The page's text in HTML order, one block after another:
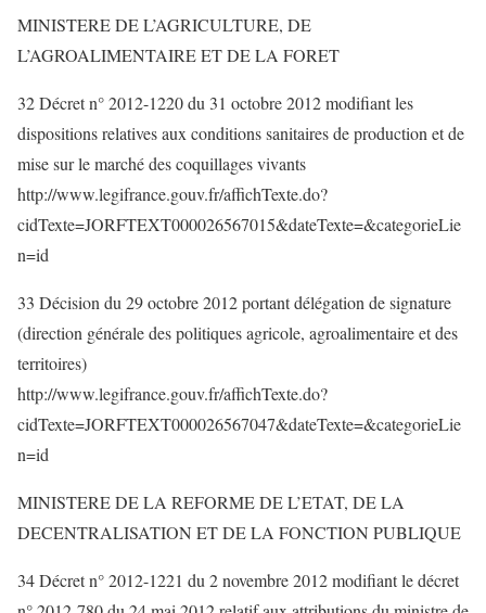
MINISTERE DE L’AGRICULTURE, DE
L’AGROALIMENTAIRE ET DE LA FORET
32 Décret n° 2012-1220 du 31 octobre 2012 modifiant les
dispositions relatives aux conditions sanitaires de production et de
mise sur le marché des coquillages vivants
http://www.legifrance.gouv.fr/affichTexte.do?
cidTexte=JORFTEXT000026567015&dateTexte=&categorieLie
n=id
33 Décision du 29 octobre 2012 portant délégation de signature
(direction générale des politiques agricole, agroalimentaire et des
territoires)
http://www.legifrance.gouv.fr/affichTexte.do?
cidTexte=JORFTEXT000026567047&dateTexte=&categorieLie
n=id
MINISTERE DE LA REFORME DE L’ETAT, DE LA
DECENTRALISATION ET DE LA FONCTION PUBLIQUE
34 Décret n° 2012-1221 du 2 novembre 2012 modifiant le décret